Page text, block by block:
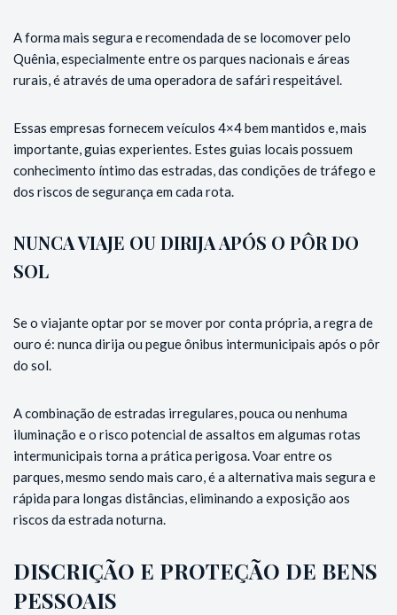
A forma mais segura e recomendada de se locomover pelo
Quênia, especialmente entre os parques nacionais e áreas
rurais, é através de uma operadora de safári respeitável.
Essas empresas fornecem veículos 4×4 bem mantidos e, mais
importante, guias experientes. Estes guias locais possuem
conhecimento íntimo das estradas, das condições de tráfego e
dos riscos de segurança em cada rota.
NUNCA VIAJE OU DIRIJA APÓS O PÔR DO
SOL
Se o viajante optar por se mover por conta própria, a regra de
ouro é: nunca dirija ou pegue ônibus intermunicipais após o pôr
do sol.
A combinação de estradas irregulares, pouca ou nenhuma
iluminação e o risco potencial de assaltos em algumas rotas
intermunicipais torna a prática perigosa. Voar entre os
parques, mesmo sendo mais caro, é a alternativa mais segura e
rápida para longas distâncias, eliminando a exposição aos
riscos da estrada noturna.
DISCRIÇÃO E PROTEÇÃO DE BENS
PESSOAIS